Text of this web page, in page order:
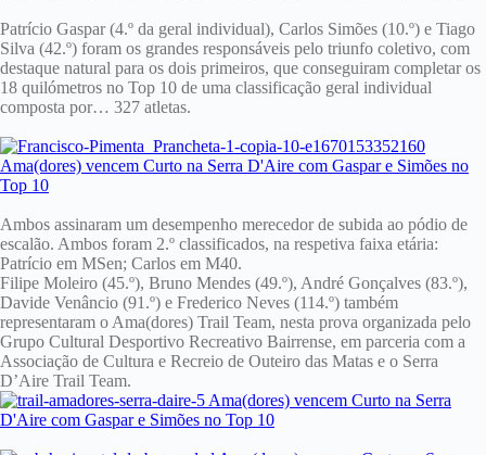
Patrício Gaspar (4.º da geral individual), Carlos Simões (10.º) e Tiago
Silva (42.º) foram os grandes responsáveis pelo triunfo coletivo, com
destaque natural para os dois primeiros, que conseguiram completar os
18 quilómetros no Top 10 de uma classificação geral individual
composta por… 327 atletas.
Ambos assinaram um desempenho merecedor de subida ao pódio de
escalão. Ambos foram 2.º classificados, na respetiva faixa etária:
Patrício em MSen; Carlos em M40.
Filipe Moleiro (45.º), Bruno Mendes (49.º), André Gonçalves (83.º),
Davide Venâncio (91.º) e Frederico Neves (114.º) também
representaram o Ama(dores) Trail Team, nesta prova organizada pelo
Grupo Cultural Desportivo Recreativo Bairrense, em parceria com a
Associação de Cultura e Recreio de Outeiro das Matas e o Serra
D’Aire Trail Team.